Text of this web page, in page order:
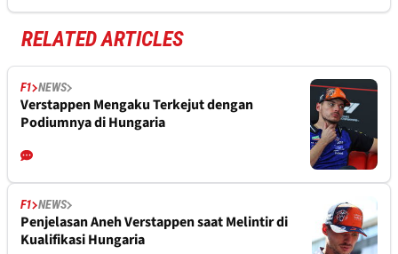
RELATED ARTICLES
F1 NEWS
Verstappen Mengaku Terkejut dengan
Podiumnya di Hungaria
F1 NEWS
Penjelasan Aneh Verstappen saat Melintir di
Kualifikasi Hungaria